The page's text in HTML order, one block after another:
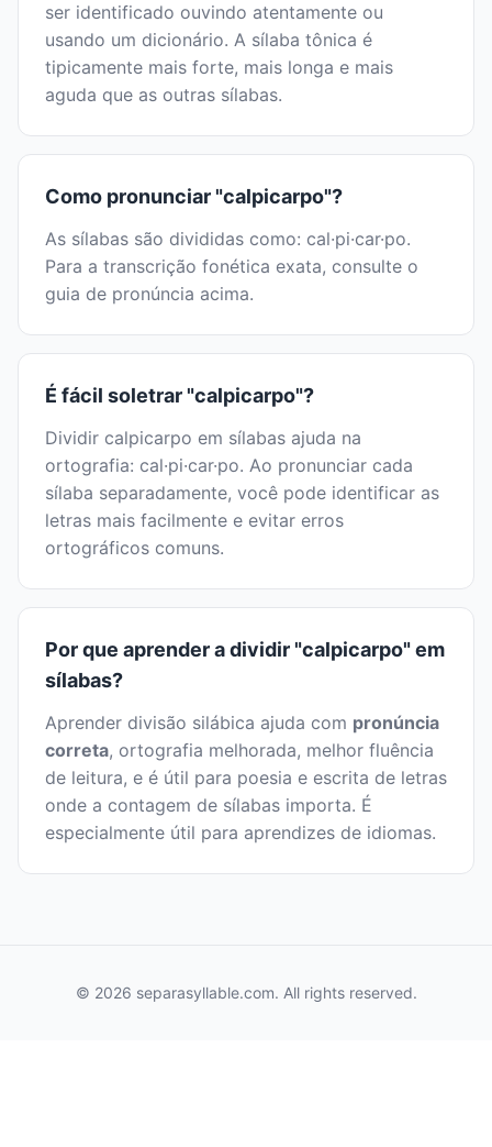
ser identificado ouvindo atentamente ou
usando um dicionário. A sílaba tônica é
tipicamente mais forte, mais longa e mais
aguda que as outras sílabas.
Como pronunciar "calpicarpo"?
As sílabas são divididas como: cal·pi·car·po.
Para a transcrição fonética exata, consulte o
guia de pronúncia acima.
É fácil soletrar "calpicarpo"?
Dividir calpicarpo em sílabas ajuda na
ortografia: cal·pi·car·po. Ao pronunciar cada
sílaba separadamente, você pode identificar as
letras mais facilmente e evitar erros
ortográficos comuns.
Por que aprender a dividir "calpicarpo" em
sílabas?
Aprender divisão silábica ajuda com pronúncia
correta, ortografia melhorada, melhor fluência
de leitura, e é útil para poesia e escrita de letras
onde a contagem de sílabas importa. É
especialmente útil para aprendizes de idiomas.
© 2026 separasyllable.com. All rights reserved.